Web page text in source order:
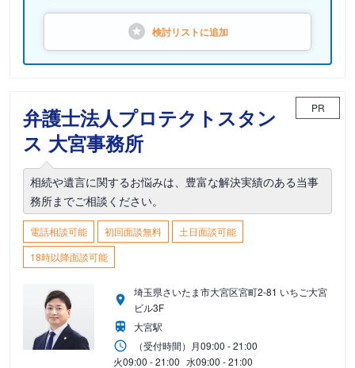
検討リストに追加
弁護士法人プロテクトスタン
ス 大宮事務所
PR
相続や遺言に関するお悩みは、豊富な解決実績のある当事
務所までご相談ください。
電話相談可能 初回面談無料
土日面談可能
18時以降面談可能
埼玉県さいたま市大宮区宮町2-81 いちご大宮
ビル3F
大宮駅
（受付時間） 月09:00 - 21:00
火09:00 - 21:00 水09:00 - 21:00